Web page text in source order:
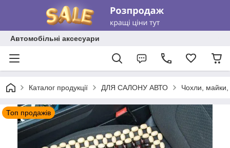
Автомобільні аксесуари
Каталог продукції ДЛЯ САЛОНУ АВТО Чохли, майки,
Топ продажів